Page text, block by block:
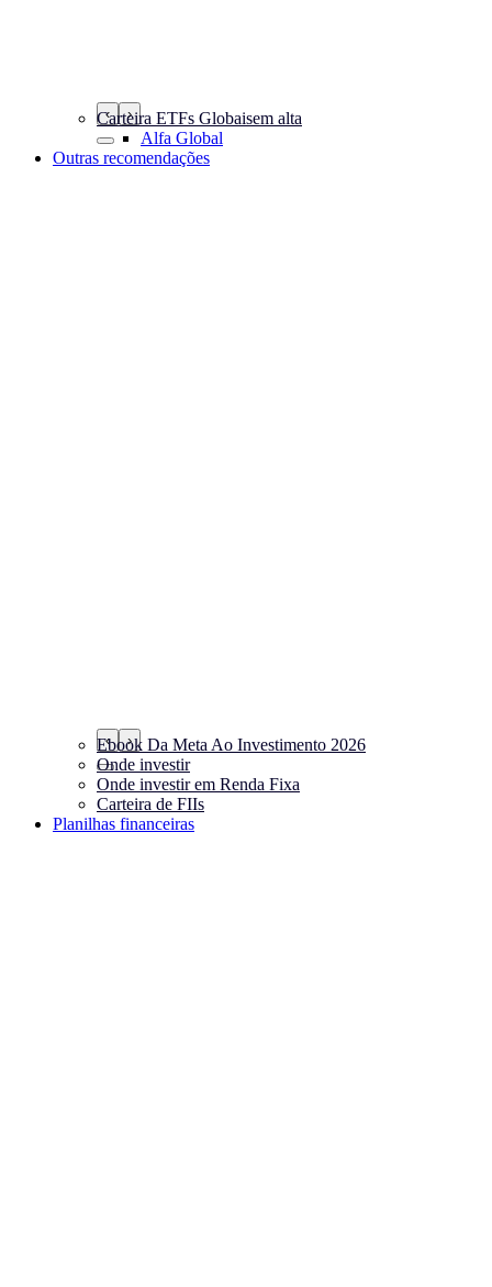
‹ ›
Carteira ETFs Globaisem alta
Alfa Global
Outras recomendações
‹ ›
Ebook Da Meta Ao Investimento 2026
Onde investir
Onde investir em Renda Fixa
Carteira de FIIs
Planilhas financeiras